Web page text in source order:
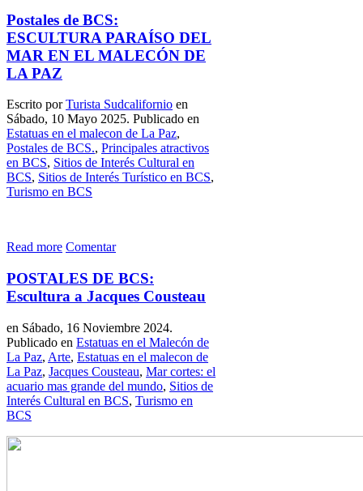
Postales de BCS:
ESCULTURA PARAÍSO DEL
MAR EN EL MALECÓN DE
LA PAZ
Escrito porTurista Sudcalifornio en
Sábado, 10 Mayo 2025. Publicado en
Estatuas en el malecon de La Paz,
Postales de BCS., Principales atractivos
en BCS, Sitios de Interés Cultural en
BCS, Sitios de Interés Turístico en BCS,
Turismo en BCS
Read more Comentar
POSTALES DE BCS:
Escultura a Jacques Cousteau
en Sábado, 16 Noviembre 2024.
Publicado en Estatuas en el Malecón de
La Paz, Arte, Estatuas en el malecon de
La Paz, Jacques Cousteau, Mar cortes: el
acuario mas grande del mundo, Sitios de
Interés Cultural en BCS, Turismo en
BCS